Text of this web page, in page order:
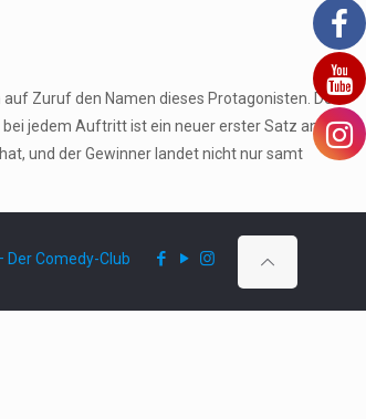
Zuruf den Namen dieses Protagonisten. Den
jedem Auftritt ist ein neuer erster Satz an der
und der Gewinner landet nicht nur samt
Comedy-Club